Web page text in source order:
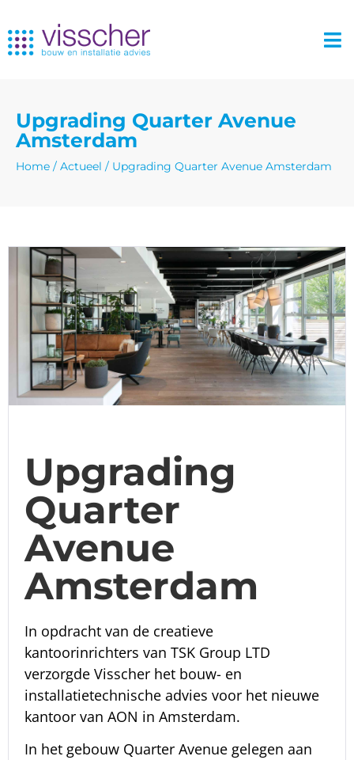
Upgrading Quarter Avenue
Amsterdam
Home / Actueel / Upgrading Quarter Avenue Amsterdam
Upgrading
Quarter
Avenue
Amsterdam
In opdracht van de creatieve
kantoorinrichters van TSK Group LTD
verzorgde Visscher het bouw- en
installatietechnische advies voor het nieuwe
kantoor van AON in Amsterdam.
In het gebouw Quarter Avenue gelegen aan